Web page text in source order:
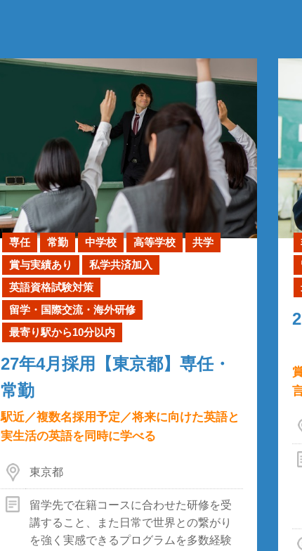
専任 常勤 中学校 高等学校
共学
賞与実績あり
私学共済加入
英語資格試験対策
留学・国際交流・海外研修
最寄り駅から10分以内
27年4月採用【東京都】専任・
常勤
駅近／複数名採用予定／将来に向けた英語と
実生活の英語を同時に学べる
東京都
留学先で在籍コースに合わせた研修を受
講すること、また日常で世界との繋がり
を強く実感できるプログラムを多数経験